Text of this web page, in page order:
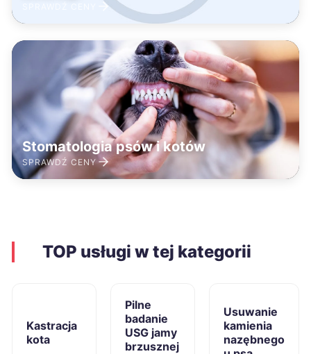
Stomatologia psów i kotów
SPRAWDŹ CENY
TOP usługi w tej kategorii
Kastracja
kota
Pilne
badanie
USG jamy
brzusznej
Usuwanie
kamienia
nazębnego